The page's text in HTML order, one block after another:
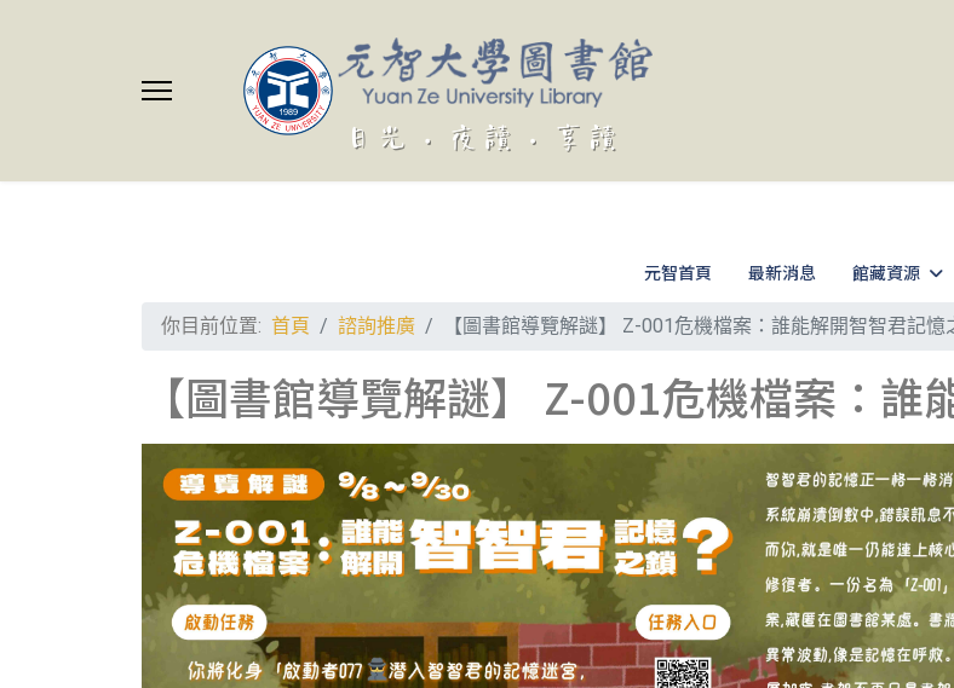
元智首頁 最新消息 館藏資源
你目前位置: 首頁 諮詢推廣 【圖書館導覽解謎】 Z-001危機檔案：誰能解開智智君記憶
【圖書館導覽解謎】 Z-001危機檔案：誰